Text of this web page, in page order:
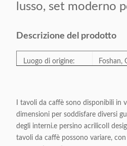
lusso, set moderno
Descrizione del prodotto
Luogo di origine: Foshan,
Categoria:
Tavolo
pranzo
I tavoli da caffè sono disponibili in
dimensioni per soddisfare diversi
degli interni.e persino acrilicoIl
tavoli da caffè possono variare,